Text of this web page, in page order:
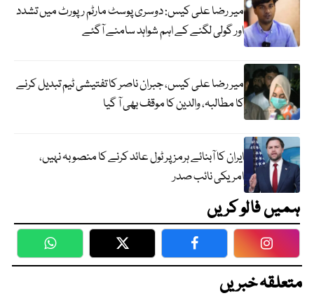
میر رضا علی کیس: دوسری پوسٹ مارٹم رپورٹ میں تشدد
اور گولی لگنے کے اہم شواہد سامنے آگئے
میر رضا علی کیس، جبران ناصر کا تفتیشی ٹیم تبدیل کرنے
کا مطالبہ، والدین کا موقف بھی آ گیا
ایران کا آبنائے ہرمز پر ٹول عائد کرنے کا منصوبہ نہیں،
امریکی نائب صدر
ہمیں فالو کریں
WhatsApp Twitter Facebook
متعلقہ خبریں